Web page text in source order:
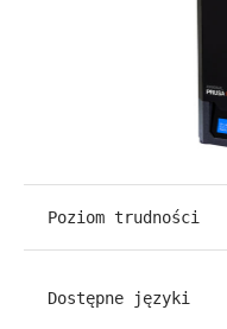
Poziom trudności
Dostępne języki